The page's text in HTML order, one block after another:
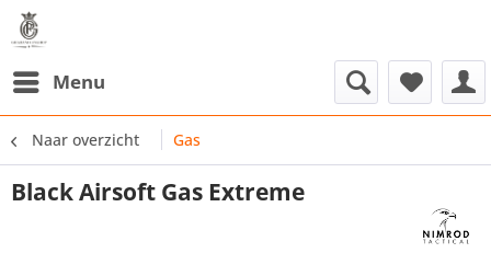
Menu
Naar overzicht Gas
Black Airsoft Gas Extreme